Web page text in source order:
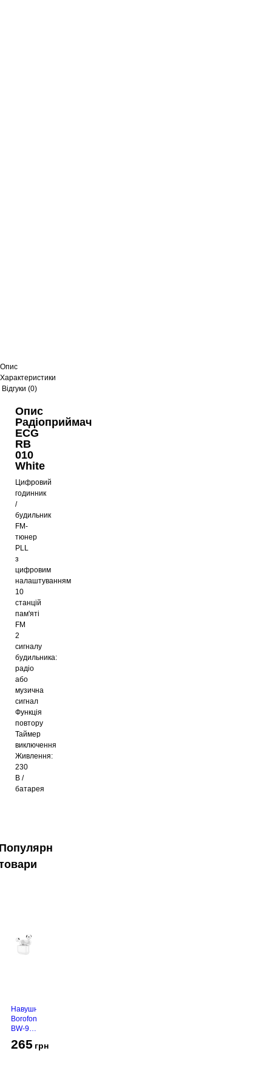
Опис
Характеристики
Відгуки (0)
Опис
Радіоприймач
ECG
RB
010
White
Цифровий
годинник
/
будильник
FM-
тюнер
PLL
з
цифровим
налаштуванням
10
станцій
пам'яті
FM
2
сигналу
будильника:
радіо
або
музична
сигнал
Функція
повтору
Таймер
виключення
Живлення:
230
В /
батарея
Навушники
Borofone
BW-94
265 грн